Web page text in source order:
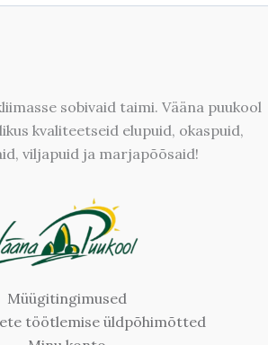
sobivaid taimi. Vääna puukool
kvaliteetseid elupuid, okaspuid,
viljapuid ja marjapõõsaid!
Müügitingimused
töötlemise üldpõhimõtted